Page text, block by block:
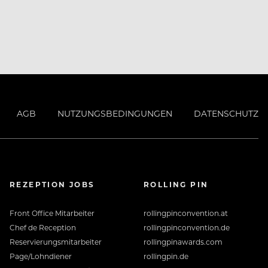
AGB NUTZUNGSBEDINGUNGEN DATENSCHUTZ
REZEPTION JOBS
Front Office Mitarbeiter
Chef de Reception
Reservierungsmitarbeiter
Page/Lohndiener
ROLLING PIN
rollingpinconvention.at
rollingpinconvention.de
rollingpinawards.com
rollingpin.de